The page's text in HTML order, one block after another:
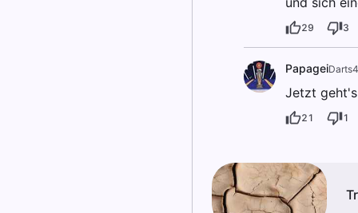
29 3
Papagei
Jetzt
21 1